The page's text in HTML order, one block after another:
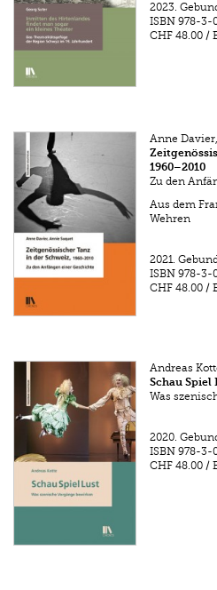
2023.
ISBN 978-3-
CHF 48.00 /
Anne
1960–2010
Zu den
Aus dem
Wehren
2021.
ISBN 978-3-
CHF 48.00 /
Andreas
Schau Spiel
Was
2020.
ISBN 978-3-
CHF 48.00 /